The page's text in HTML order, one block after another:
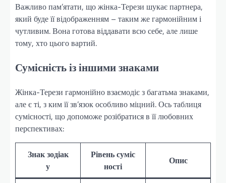
Важливо пам’ятати, що жінка-Терези шукає партнера,
який буде її відображенням – таким же гармонійним і
чутливим. Вона готова віддавати всю себе, але лише
тому, хто цього вартий.
Сумісність із іншими знаками
Жінка-Терези гармонійно взаємодіє з багатьма знаками,
але є ті, з ким її зв’язок особливо міцний. Ось таблиця
сумісності, що допоможе розібратися в її любовних
перспективах:
Знак зодіак
у
Рівень суміс
ності
Опис